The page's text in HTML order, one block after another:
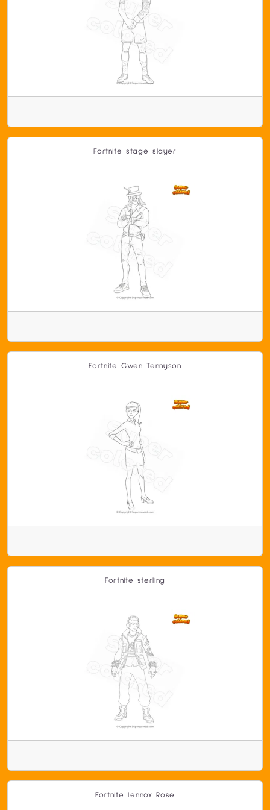
Fortnite stage slayer
Fortnite Gwen Tennyson
Fortnite sterling
Fortnite Lennox Rose